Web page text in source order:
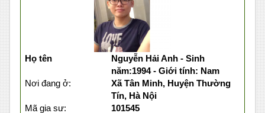
Họ tên
Nguyễn Hải Anh - Sinh
năm:1994 - Giới tính: Nam
Nơi đang ở:
Xã Tân Minh, Huyện Thường
Tín, Hà Nội
Mã gia sư:
101545